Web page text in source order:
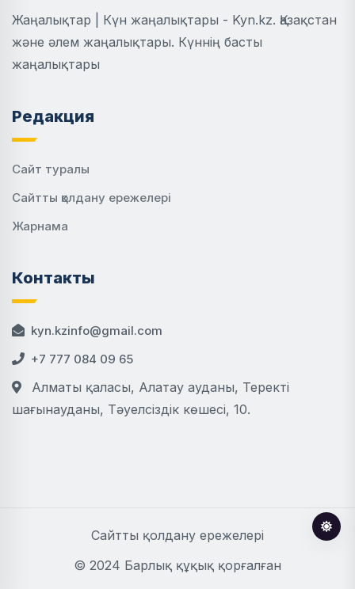
Жаңалықтар | Күн жаңалықтары - Kyn.kz. Қазақстан
және әлем жаңалықтары. Күннің басты
жаңалықтары
Редакция
Сайт туралы
Сайтты қолдану ережелері
Жарнама
Контакты
kyn.kzinfo@gmail.com
+7 777 084 09 65
Алматы қаласы, Алатау ауданы, Теректі
шағынауданы, Тәуелсіздік көшесі, 10.
Сайтты қолдану ережелері
© 2024 Барлық құқық қорғалған